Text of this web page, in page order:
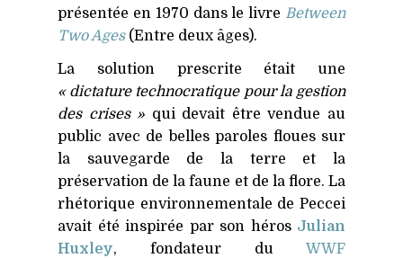
présentée en 1970 dans le livre Between
Two Ages(Entre deux âges).
La solution prescrite était une
« dictature technocratique pour la gestion
des crises » qui devait être vendue au
public avec de belles paroles floues sur
la sauvegarde de la terre et la
préservation de la faune et de la flore. La
rhétorique environnementale de Peccei
avait été inspirée par son héros Julian
Huxley, fondateur du WWF